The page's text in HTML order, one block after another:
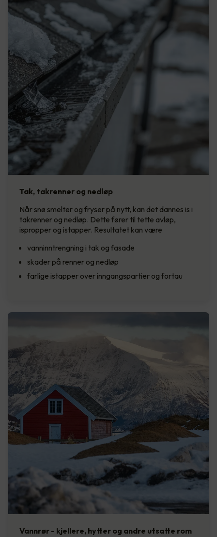
Tak, takrenner og nedløp
Når snø smelter og fryser på nytt, kan det dannes is i
takrenner og nedløp. Dette fører til tette avløp,
ispropper og istapper. Resultatet kan være
vanninntrengning i tak og fasade
skader på renner og nedløp
farlige istapper over inngangspartier og fortau
Vannrør - kjellere, hytter og andre utsatte rom